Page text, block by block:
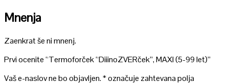
Mnenja
Zaenkrat še ni mnenj.
Prvi ocenite “Termoforček “DiiinoZVERček”, MAXI (5-99 let)”
Vaš e-naslov ne bo objavljen.*označuje zahtevana polja